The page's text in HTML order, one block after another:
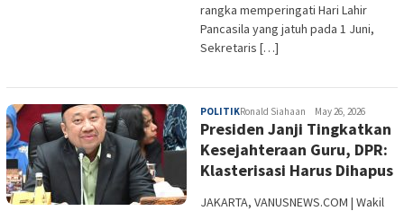
rangka memperingati Hari Lahir
Pancasila yang jatuh pada 1 Juni,
Sekretaris […]
POLITIKRonald Siahaan May 26, 2026
Presiden Janji Tingkatkan
Kesejahteraan Guru, DPR:
Klasterisasi Harus Dihapus
JAKARTA, VANUSNEWS.COM | Wakil